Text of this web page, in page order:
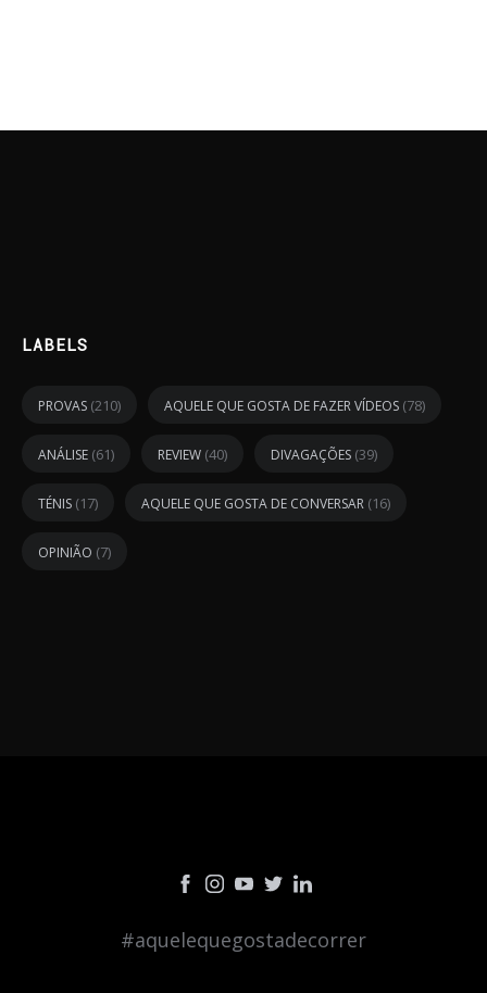
LABELS
PROVAS (210) AQUELE QUE GOSTA DE FAZER VÍDEOS (78)
ANÁLISE (61) REVIEW (40) DIVAGAÇÕES (39)
TÉNIS (17) AQUELE QUE GOSTA DE CONVERSAR (16)
OPINIÃO (7)
#aquelequegostadecorrer